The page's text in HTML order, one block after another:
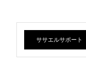
ササエルサポート